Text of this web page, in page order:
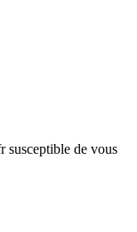
susceptible de vous